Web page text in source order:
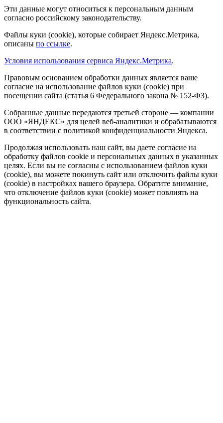
Эти данные могут относиться к персональным данным
согласно российскому законодательству.
Файлы куки (cookie), которые собирает Яндекс.Метрика,
описаны по ссылке.
Условия использования сервиса Яндекс.Метрика.
Правовым основанием обработки данных является ваше
согласие на использование файлов куки (cookie) при
посещении сайта (статья 6 Федерального закона № 152-ФЗ).
Собранные данные передаются третьей стороне — компании
ООО «ЯНДЕКС» для целей веб-аналитики и обрабатываются
в соответствии с политикой конфиденциальности Яндекса.
Продолжая использовать наш сайт, вы даете согласие на
обработку файлов cookie и персональных данных в указанных
целях. Если вы не согласны с использованием файлов куки
(cookie), вы можете покинуть сайт или отключить файлы куки
(cookie) в настройках вашего браузера. Обратите внимание,
что отключение файлов куки (cookie) может повлиять на
функциональность сайта.